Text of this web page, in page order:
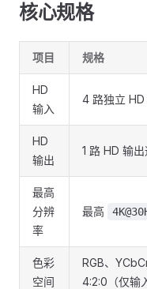
核心规格
项目 规格
HD
输入
4 路独立
HD
输出
1 路 HD 输
最高
分辨
率
最高
色彩
空间
RGB、
4:2:0（仅输